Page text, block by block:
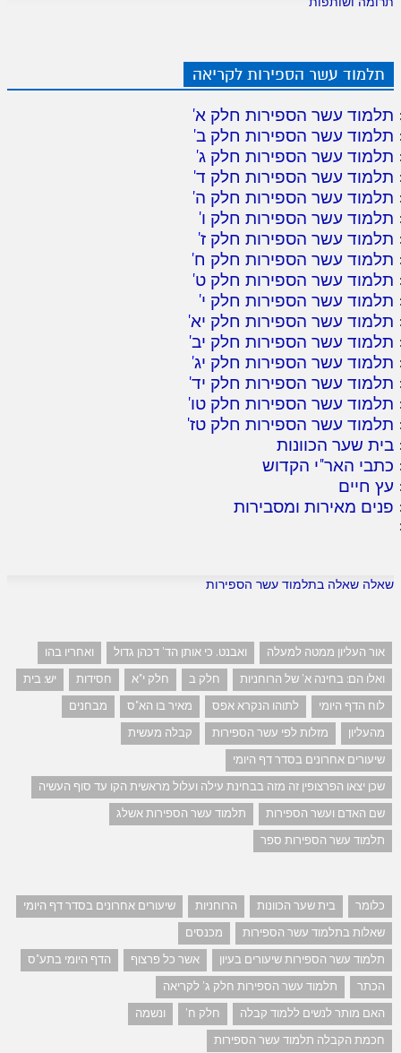
תלמוד עשר הספירות לקריאה
תלמוד עשר הספירות חלק א'
תלמוד עשר הספירות חלק ב'
תלמוד עשר הספירות חלק ג'
תלמוד עשר הספירות חלק ד'
תלמוד עשר הספירות חלק ה'
תלמוד עשר הספירות חלק ו'
תלמוד עשר הספירות חלק ז'
תלמוד עשר הספירות חלק ח'
תלמוד עשר הספירות חלק ט'
תלמוד עשר הספירות חלק י'
תלמוד עשר הספירות חלק יא'
תלמוד עשר הספירות חלק יב'
תלמוד עשר הספירות חלק יג'
תלמוד עשר הספירות חלק יד'
תלמוד עשר הספירות חלק טו'
תלמוד עשר הספירות חלק טז'
בית שער הכוונות
כתבי האר"י הקדוש
עץ חיים
פנים מאירות ומסבירות
שאלה שאלה בתלמוד עשר הספירות
אור העליון ממטה למעלה ואבנט. כי אותן הד' דכהן גדול
ואחריו בהו
ואלו הם: בחינה א' של הרוחניות
חלק ב חלק י"א חסידות
יש: בית
לוח הדף היומי
לתוהו הנקרא אפס מאיר בו הא"ס
מבחנים
מהעליון
מזלות לפי עשר הספירות
קבלה מעשית
שיעורים אחרונים בסדר דף היומי
שכן יצאו הפרצופין זה מזה בבחינת עילה ועלול מראשית הקו עד סוף העשיה
שם האדם ועשר הספירות
תלמוד עשר הספירות אשלג
תלמוד עשר הספירות ספר
כלומר בית שער הכוונות הרוחניות
שיעורים אחרונים בסדר דף היומי
שאלות בתלמוד עשר הספירות
מכנסים
תלמוד עשר הספירות שיעורים בעיון
אשר כל פרצוף
הדף היומי בתע"ס
הכתר
תלמוד עשר הספירות חלק ג' לקריאה
האם מותר לנשים ללמוד קבלה
חלק ח'
ונשמה
חכמת הקבלה תלמוד עשר הספירות